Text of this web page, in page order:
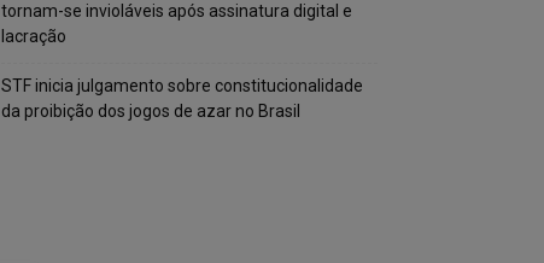
tornam-se invioláveis após assinatura digital e
lacração
STF inicia julgamento sobre constitucionalidade
da proibição dos jogos de azar no Brasil